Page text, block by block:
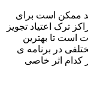
ممکن است برای
ترک اعتیاد تجویز
است تا بهترین
در برنامه ی
کدام اثر خاصی